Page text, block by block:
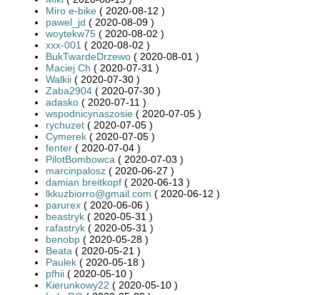
Miro e-bike ( 2020-08-12 )
pawel_jd ( 2020-08-09 )
woytekw75 ( 2020-08-02 )
xxx-001 ( 2020-08-02 )
BukTwardeDrzewo ( 2020-08-01 )
Maciej Ch ( 2020-07-31 )
Walkii ( 2020-07-30 )
Zaba2904 ( 2020-07-30 )
adasko ( 2020-07-11 )
wspodnicynaszosie ( 2020-07-05 )
rychuzet ( 2020-07-05 )
Cymerek ( 2020-07-05 )
fenter ( 2020-07-04 )
PilotBombowca ( 2020-07-03 )
marcinpalosz ( 2020-06-27 )
damian breitkopf ( 2020-06-13 )
lkkuzbiorro@gmail.com ( 2020-06-12 )
parurex ( 2020-06-06 )
beastryk ( 2020-05-31 )
rafastryk ( 2020-05-31 )
benobp ( 2020-05-28 )
Beata ( 2020-05-21 )
Paulek ( 2020-05-18 )
pfhii ( 2020-05-10 )
Kierunkowy22 ( 2020-05-10 )